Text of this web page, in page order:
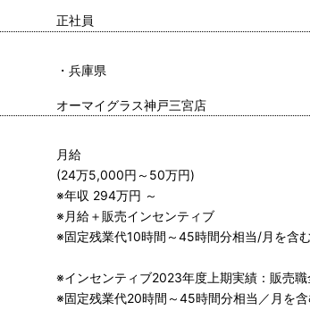
正社員
兵庫県
オーマイグラス神戸三宮店
月給
(24万5,000円～50万円)
※年収 294万円 ～
※月給＋販売インセンティブ
※固定残業代10時間～45時間分相当/月を含
※インセンティブ2023年度上期実績：販売
※固定残業代20時間～45時間分相当／月を